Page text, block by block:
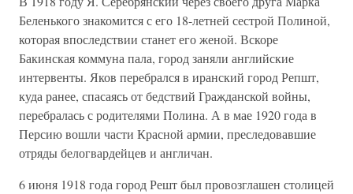
Беленького знакомится с его 18-летней сестрой Полиной,
которая впоследствии станет его женой. Вскоре
Бакинская коммуна пала, город заняли английские
интервенты. Яков перебрался в иранский город Репшт,
куда ранее, спасаясь от бедствий Гражданской войны,
перебралась с родителями Полина. А в мае 1920 года в
Персию вошли части Красной армии, преследовавшие
отряды белогвардейцев и англичан.
6 июня 1918 года город Решт был провозглашен столицей